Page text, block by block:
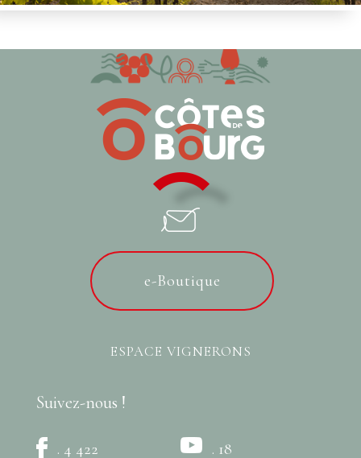
e-Boutique
ESPACE VIGNERONS
Suivez-nous !
. 4 422 . 18